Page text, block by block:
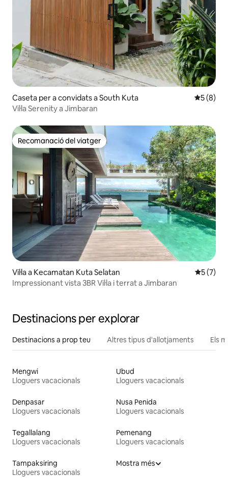
Caseta per a convidats a South Kuta 5 de
5 (8)
Vil·la Serenity a Jimbaran
Recomanació del viatger
Recomanació del viatger
Vil·la a Kecamatan Kuta Selatan 5 de
5 (7)
Impressionant vista 3BR Vil·la i terrat a Jimbaran
Destinacions per explorar
Destinacions a prop teu Altres tipus d'allotjaments Els
Mengwi
Lloguers vacacionals
Ubud
Lloguers vacacionals
Denpasar
Lloguers vacacionals
Nusa Penida
Lloguers vacacionals
Tegallalang
Lloguers vacacionals
Pemenang
Lloguers vacacionals
Tampaksiring
Lloguers vacacionals
Mostra més